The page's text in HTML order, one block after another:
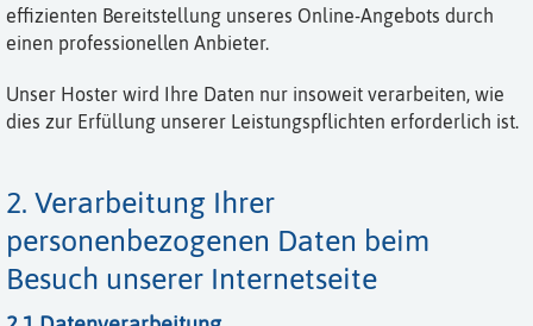
effizienten Bereitstellung unseres Online-Angebots durch
einen professionellen Anbieter.
Unser Hoster wird Ihre Daten nur insoweit verarbeiten, wie
dies zur Erfüllung unserer Leistungspflichten erforderlich ist.
2. Verarbeitung Ihrer
personenbezogenen Daten beim
Besuch unserer Internetseite